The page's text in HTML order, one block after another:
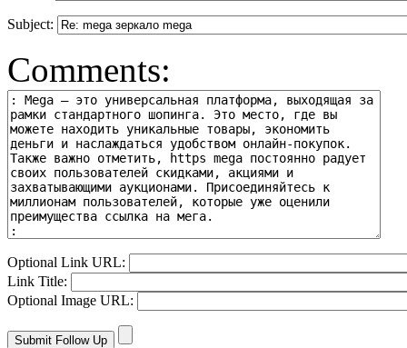
Subject:
Comments:
Optional Link URL:
Link Title:
Optional Image URL: